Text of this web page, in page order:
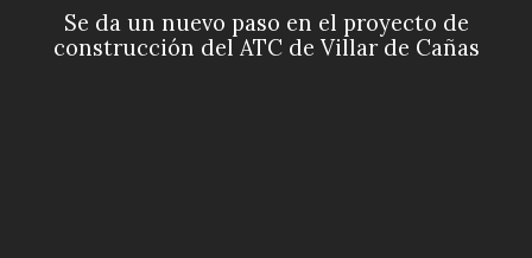
Se da un nuevo paso en el proyecto de
construcción del ATC de Villar de Cañas